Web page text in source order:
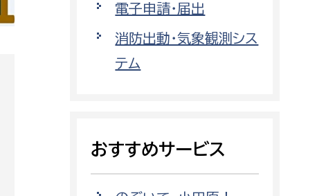
都市政策課
開発審査課
電子申請・届出
消防出動・気象観測シス
テム
おすすめサービス